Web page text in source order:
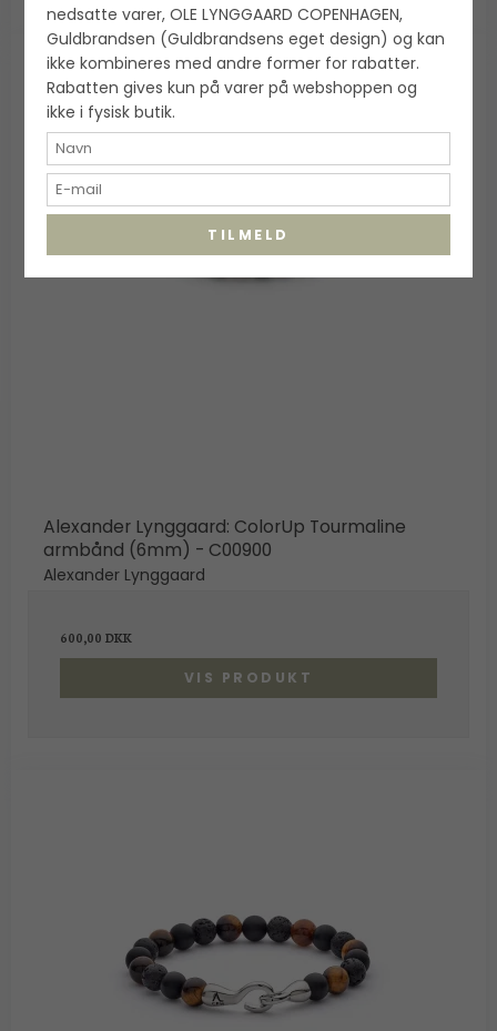
Alexander Lynggaard: ColorUp Tourmaline
armbånd (6mm) - C00900
Alexander Lynggaard
600,00 DKK
VIS PRODUKT
nedsatte varer, OLE LYNGGAARD COPENHAGEN,
Guldbrandsen (Guldbrandsens eget design) og kan
ikke kombineres med andre former for rabatter.
Rabatten gives kun på varer på webshoppen og
ikke i fysisk butik.
TILMELD